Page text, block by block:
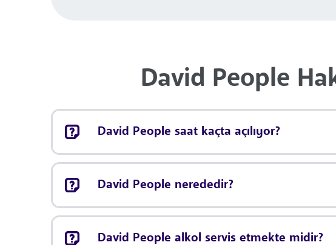
David People
David People saat kaçta açılıyor?
David People nerededir?
David People alkol servis etmekte midir?